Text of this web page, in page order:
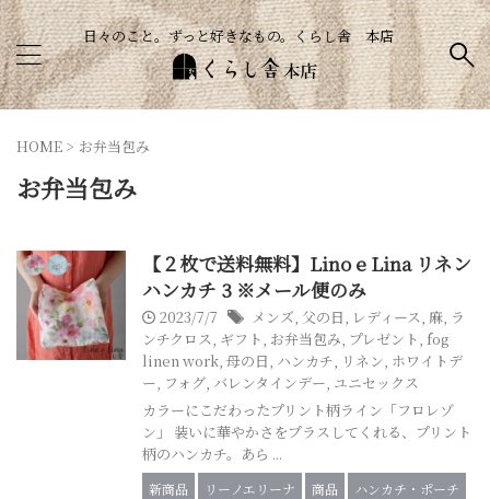
日々のこと。ずっと好きなもの。くらし舎 本店
HOME > お弁当包み
お弁当包み
【２枚で送料無料】Lino e Lina リネン
ハンカチ 3 ※メール便のみ
2023/7/7 メンズ, 父の日, レディース, 麻, ラ
ンチクロス, ギフト, お弁当包み, プレゼント, fog
linen work, 母の日, ハンカチ, リネン, ホワイトデ
ー, フォグ, バレンタインデー, ユニセックス
カラーにこだわったプリント柄ライン「フロレゾ
ン」 装いに華やかさをプラスしてくれる、プリント
柄のハンカチ。あら ...
新商品 リーノエリーナ 商品 ハンカチ・ポーチ